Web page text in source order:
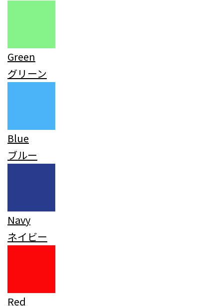
Green
グリーン
Blue
ブルー
Navy
ネイビー
Red